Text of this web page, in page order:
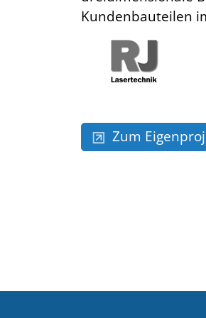
Kundenbauteilen
Zum